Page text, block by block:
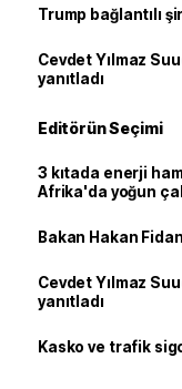
Trump bağlantılı
Cevdet Yılmaz
yanıtladı
Editörün Seçimi
3 kıtada enerji
Afrika'da yoğun
Bakan Hakan
Cevdet Yılmaz
yanıtladı
Kasko ve trafik